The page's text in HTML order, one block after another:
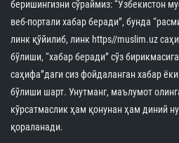
беришингизни сўраймиз: “Ўзбекистон
веб-портали хабар беради”, бунда
линк қўйилиб, линк https//muslim.uz
бўлиши, “хабар беради” сўз
саҳифа”даги сиз фойдаланган хабар
бўлиши шарт. Унутманг, маълумот
кўрсатмаслик ҳам қонунан ҳам диний
қораланади.